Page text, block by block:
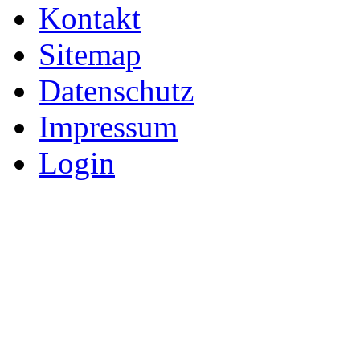
Kontakt
Sitemap
Datenschutz
Impressum
Login